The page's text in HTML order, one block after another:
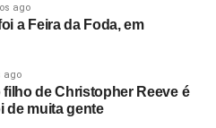
ago
a Feira da Foda, em
ago
filho de Christopher Reeve é
de muita gente